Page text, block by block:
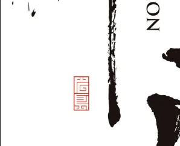
運営について
新着情報
HITについて
お問い合わせ